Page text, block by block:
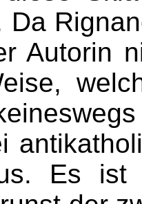
Da
Autorin
Es ist